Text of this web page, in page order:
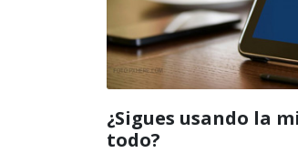
¿Sigues usando la
todo?